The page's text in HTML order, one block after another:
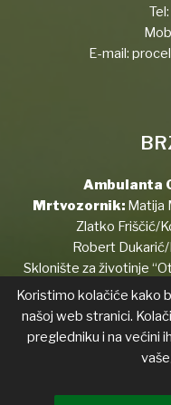
Tel:
E-mail:
Ambulanta
Mrtvozornik:Matija
Zlatko Friščić/
Robert
Sklonište za životinje
Copyright ©
Koristimo kolačiće kako
našoj web stranici.
pregledniku i na većini